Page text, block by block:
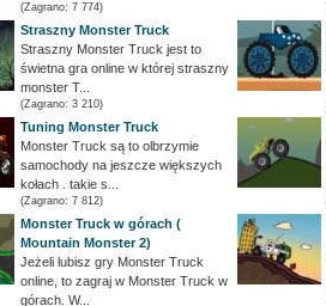
(Zagrano: 7 774)
Straszny Monster Truck
Straszny Monster Truck jest to
świetna gra online w której straszny
monster T...
(Zagrano: 3 210)
Tuning Monster Truck
Monster Truck są to olbrzymie
samochody na jeszcze większych
kołach . takie s...
(Zagrano: 7 812)
Monster Truck w górach (
Mountain Monster 2)
Jeżeli lubisz gry Monster Truck
online, to zagraj w Monster Truck w
górach. W...